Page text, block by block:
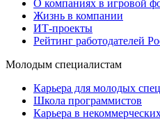
О компаниях в игровой
Жизнь в компании
ИТ-проекты
Рейтинг работодателей
Молодым специалистам
Карьера для молодых
Школа программистов
Карьера в